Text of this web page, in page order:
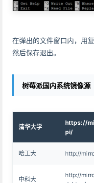
在弹出的文件窗口内，用
然后保存退出。
树莓派国内系统镜像源
清华大学
https://
pi/
哈工大 http://
中科大
http://